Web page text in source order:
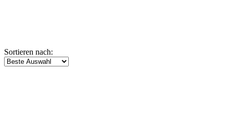
Sortieren nach: